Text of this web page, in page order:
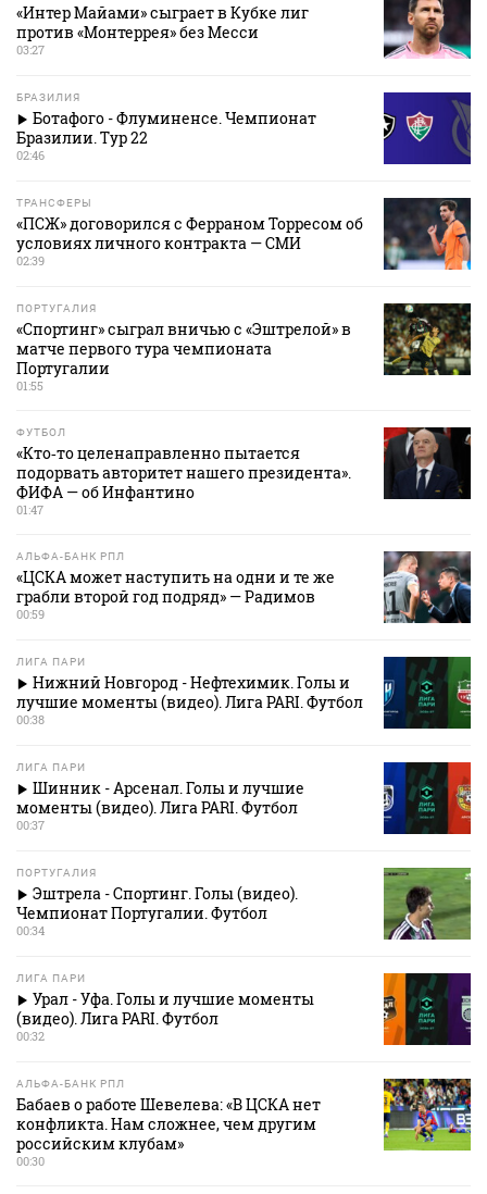
«Интер Майами» сыграет в Кубке лиг
против «Монтеррея» без Месси
03:27
БРАЗИЛИЯ
Ботафого - Флуминенсе. Чемпионат
Бразилии. Тур 22
02:46
ТРАНСФЕРЫ
«ПСЖ» договорился с Ферраном Торресом об
условиях личного контракта — СМИ
02:39
ПОРТУГАЛИЯ
«Спортинг» сыграл вничью с «Эштрелой» в
матче первого тура чемпионата
Португалии
01:55
ФУТБОЛ
«Кто‑то целенаправленно пытается
подорвать авторитет нашего президента».
ФИФА — об Инфантино
01:47
АЛЬФА-БАНК РПЛ
«ЦСКА может наступить на одни и те же
грабли второй год подряд» — Радимов
00:59
ЛИГА ПАРИ
Нижний Новгород - Нефтехимик. Голы и
лучшие моменты (видео). Лига PARI. Футбол
00:38
ЛИГА ПАРИ
Шинник - Арсенал. Голы и лучшие
моменты (видео). Лига PARI. Футбол
00:37
ПОРТУГАЛИЯ
Эштрела - Спортинг. Голы (видео).
Чемпионат Португалии. Футбол
00:34
ЛИГА ПАРИ
Урал - Уфа. Голы и лучшие моменты
(видео). Лига PARI. Футбол
00:32
АЛЬФА-БАНК РПЛ
Бабаев о работе Шевелева: «В ЦСКА нет
конфликта. Нам сложнее, чем другим
российским клубам»
00:30